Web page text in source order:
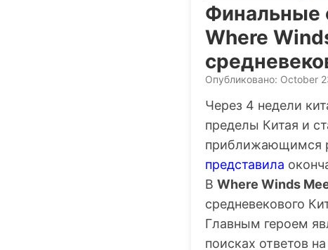
Финальные
Where
Опубликовано: October
Через 4 недели
пределы Китая и
приближающимся
представила
В Where Winds
средневекового
Главным героем
поисках ответов